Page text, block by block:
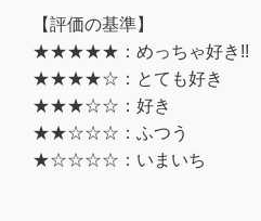
【評価の基準】
★★★★★：めっちゃ好き!!
★★★★☆：とても好き
★★★☆☆：好き
★★☆☆☆：ふつう
★☆☆☆☆：いまいち